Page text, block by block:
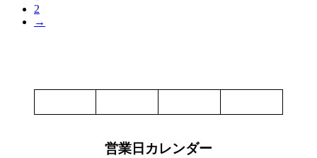
イ
ヌ
ド
2
→
営業日カレンダー